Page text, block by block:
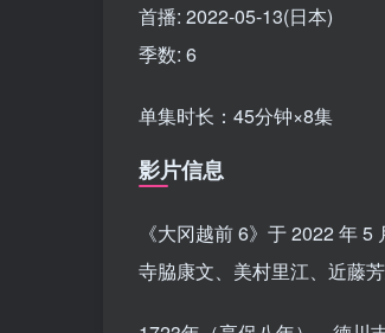
首播: 2022-05-13(日本)
季数: 6
单集时长：45分钟×8集
影片信息
《大冈越前 6》于 2022 年
寺脇康文、美村里江、近藤